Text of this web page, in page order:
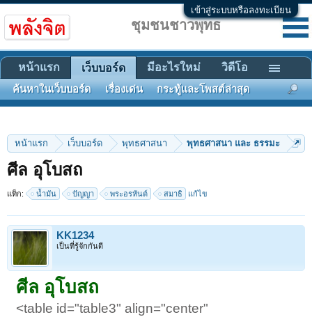
เข้าสู่ระบบหรือลงทะเบียน
หน้าแรก เว็บบอร์ด พุทธศาสนา พุทธศาสนา และ ธรรมะ
ศีล อุโบสถ
แท็ก: น้ำมัน ปัญญา พระอรหันต์ สมาธิ แก้ไข
KK1234
เป็นที่รู้จักกันดี
ศีล อุโบสถ
<table id="table3" align="center"
ชุมชนชาวพุทธ
หน้าแรก เว็บบอร์ด
ค้นหาในเว็บบอร์ด เรื่องเด่น กระทู้และโพสต์ล่าสุด
มีอะไรใหม่ วิดีโอ